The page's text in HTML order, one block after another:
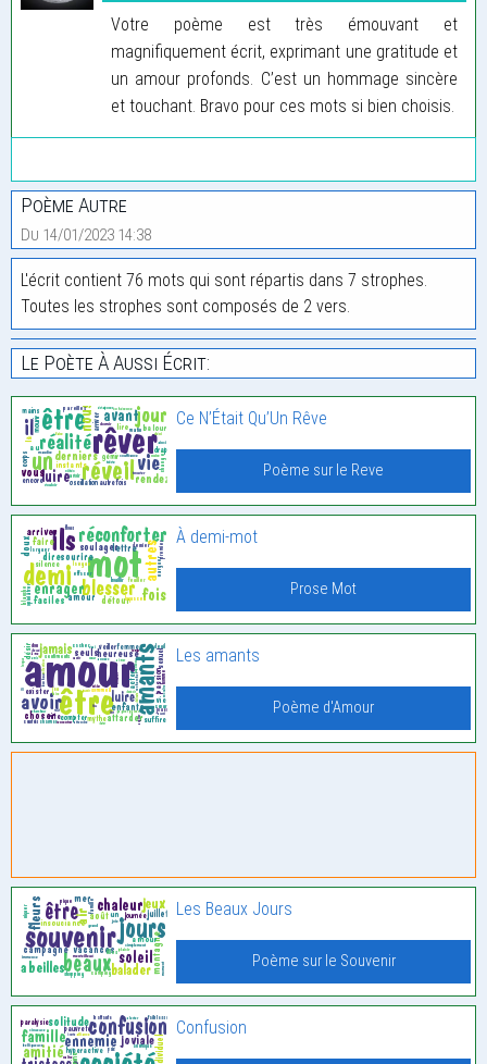
Votre poème est très émouvant et
magnifiquement écrit, exprimant une gratitude et
un amour profonds. C’est un hommage sincère
et touchant. Bravo pour ces mots si bien choisis.
Poème Autre
Du 14/01/2023 14:38
L'écrit contient 76 mots qui sont répartis dans 7 strophes.
Toutes les strophes sont composés de 2 vers.
Le Poète À Aussi Écrit:
Ce N’Était Qu’Un Rêve
Poème sur le Reve
À demi-mot
Prose Mot
Les amants
Poème d'Amour
Les Beaux Jours
Poème sur le Souvenir
Confusion